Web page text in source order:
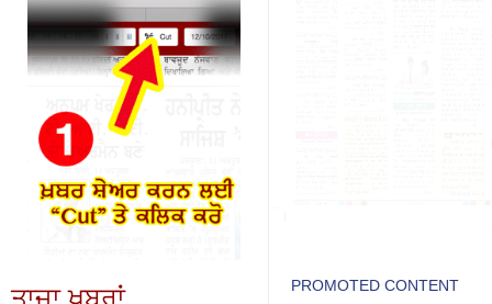
ਤਾਜ਼ਾ ਖਬਰਾਂ